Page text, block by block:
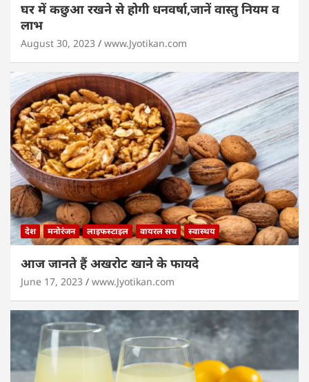
घर में कछुआ रखने से होगी धनवर्षा,जानें वास्तु नियम व
लाभ
August 30, 2023 www.Jyotikan.com
देश मनोरंजन लाइफस्टाइल वायरल सच स्वास्थय
आज जानते हैं अखरोट खाने के फायदे
June 17, 2023 www.Jyotikan.com